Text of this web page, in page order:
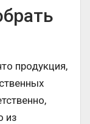
продукция,
из